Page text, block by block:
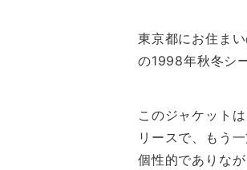
東京都にお住ま
の1998年秋冬シ
このジャケット
リースで、もう
個性的でありな